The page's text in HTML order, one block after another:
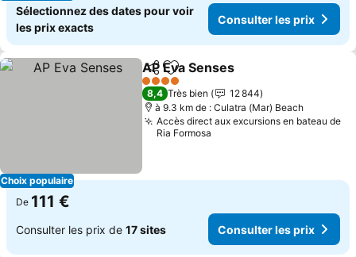
Sélectionnez des dates pour voir
les prix exacts
Consulter les prix
Choix populaire
PartagerAjouter à mes favoris
AP Eva Senses
4 Étoiles
8,4 Très bien
12 844
à 9.3 km de : Culatra (Mar) Beach
Accès direct aux excursions en bateau de
Ria Formosa
De 111 €
Consulter les prix de 17 sites Consulter les prix